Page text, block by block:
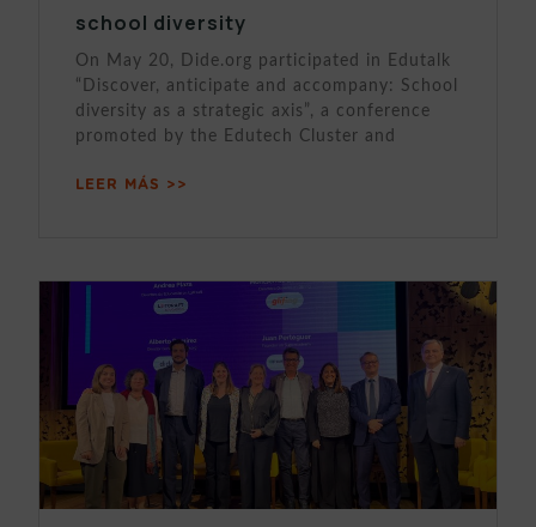
school diversity
On May 20, Dide.org participated in Edutalk
“Discover, anticipate and accompany: School
diversity as a strategic axis”, a conference
promoted by the Edutech Cluster and
LEER MÁS >>